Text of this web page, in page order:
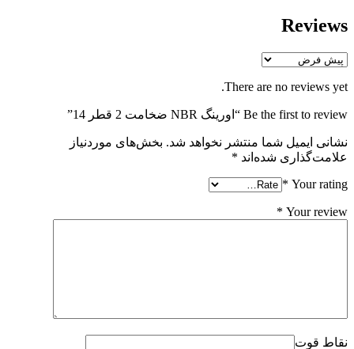
Reviews
There are no reviews yet.
Be the first to review “اورینگ NBR ضخامت 2 قطر 14”
نشانی ایمیل شما منتشر نخواهد شد. بخش‌های موردنیاز
علامت‌گذاری شده‌اند *
Your rating
*
Your review
*
نقاط قوت